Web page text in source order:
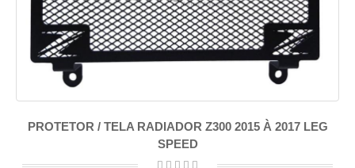
PROTETOR / TELA RADIADOR Z300 2015 À 2017 LEG
SPEED